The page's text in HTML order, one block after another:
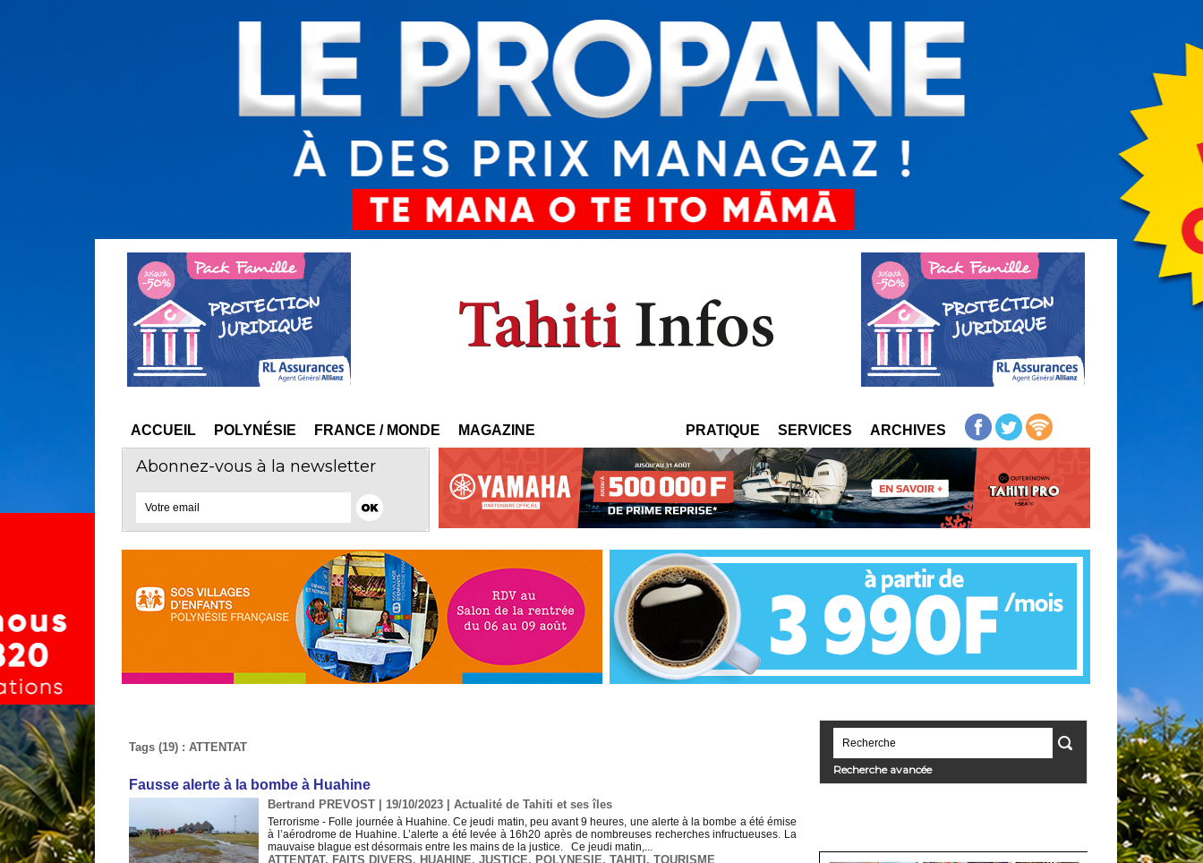
ACCUEIL POLYNÉSIE FRANCE / MONDE MAGAZINE PRATIQUE SERVICES ARCHIVES
Abonnez-vous à la newsletter
Tags (19) : ATTENTAT
​Fausse alerte à la bombe à Huahine
Bertrand PREVOST | 19/10/2023 Actualité de Tahiti et ses îles
Terrorisme - Folle journée à Huahine. Ce jeudi matin, peu avant 9 heures, une alerte à la bombe a été émise
à l’aérodrome de Huahine. L’alerte a été levée à 16h20 après de nombreuses recherches infructueuses. La
mauvaise blague est désormais entre les mains de la justice. Ce jeudi matin,...
ATTENTAT, FAITS DIVERS, HUAHINE, JUSTICE, POLYNESIE, TAHITI , TOURISME
Recherche avancée